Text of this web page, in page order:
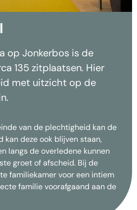
op Jonkerbos is de
135 zitplaatsen. Hier
met uitzicht op de
van de plechtigheid kan de
kan deze ook blijven staan,
langs de overledene kunnen
groet of afscheid. Bij de
familiekamer voor een intiem
familie voorafgaand aan de